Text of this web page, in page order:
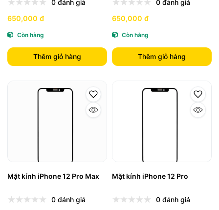
0 đánh giá
650,000 đ
Còn hàng
Thêm giỏ hàng
0 đánh giá
650,000 đ
Còn hàng
Thêm giỏ hàng
Mặt kính iPhone 12 Pro Max
0 đánh giá
Mặt kính iPhone 12 Pro
0 đánh giá